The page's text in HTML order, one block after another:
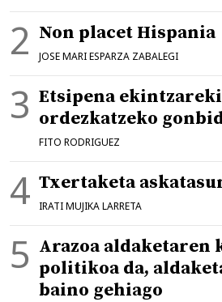
Non placet Hispania
JOSE MARI ESPARZA ZABALEGI
Etsipena
ordezkatzeko
FITO RODRIGUEZ
Txertaketa
IRATI MUJIKA LARRETA
Arazoa aldaketaren
politikoa da,
baino gehiago